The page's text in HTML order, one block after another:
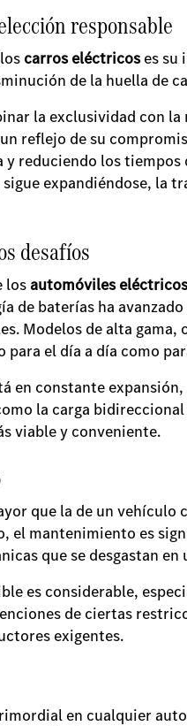
responsable
carros eléctricoses su
de la huella de
la exclusividad con
reflejo de su
reduciendo los
expandiéndose, la
desafíos
los automóviles
de baterías ha
Modelos de alta gama,
el día a día como
en constante
la carga
viable y conveniente.
que la de un vehículo
el mantenimiento es
que se desgastan
es considerable,
de ciertas
exigentes.
en cualquier